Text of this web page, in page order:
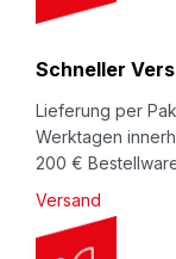
und RESY-
L-BOXeco und
BOXeco
dadurch
Produktvideo
e
r
Schneller
Lieferung per
Werktagen
200 €
Versand